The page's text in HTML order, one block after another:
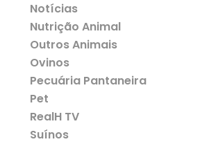
Notícias
Nutrição Animal
Outros Animais
Ovinos
Pecuária Pantaneira
Pet
RealH TV
Suínos